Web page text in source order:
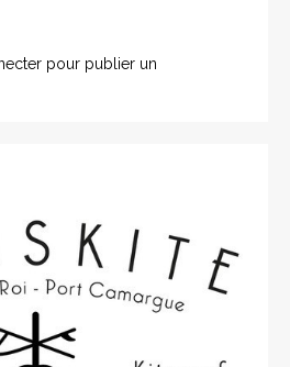
pour publier un